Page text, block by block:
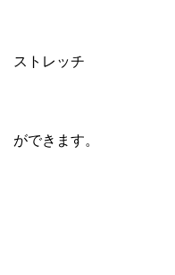
ストレッチ
ができます。